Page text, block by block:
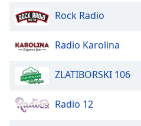
Rock Radio
Radio Karolina
ZLATIBORSKI 106
Radio 12